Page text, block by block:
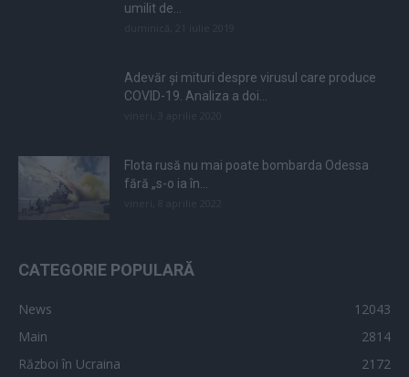
umilit de...
Adevăr și mituri despre virusul care produce
COVID-19. Analiza a doi...
Flota rusă nu mai poate bombarda Odessa
fără „s-o ia în...
CATEGORIE POPULARĂ
News
12043
Main
2814
Război în Ucraina
2172